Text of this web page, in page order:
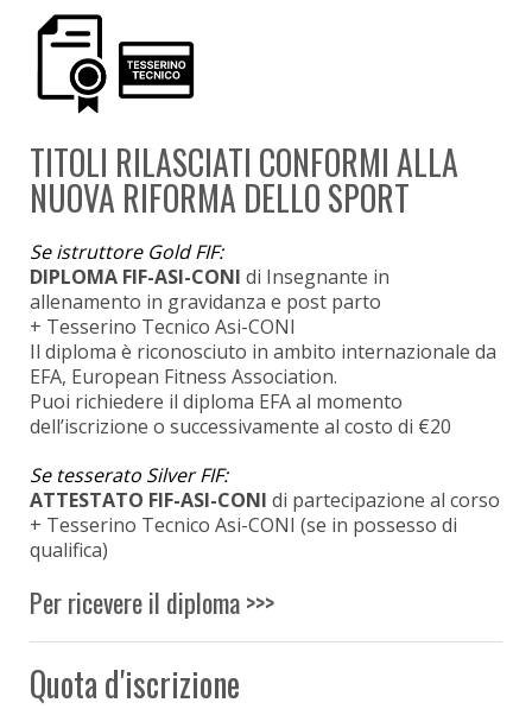
TITOLI RILASCIATI CONFORMI ALLA
NUOVA RIFORMA DELLO SPORT
Se istruttore Gold FIF:
DIPLOMA FIF-ASI-CONI di Insegnante in
allenamento in gravidanza e post parto
+ Tesserino Tecnico Asi-CONI
Il diploma è riconosciuto in ambito internazionale da
EFA, European Fitness Association.
Puoi richiedere il diploma EFA al momento
dell’iscrizione o successivamente al costo di €20
Se tesserato Silver FIF:
ATTESTATO FIF-ASI-CONI di partecipazione al corso
+ Tesserino Tecnico Asi-CONI (se in possesso di
qualifica)
Per ricevere il diploma >>>
Quota d'iscrizione